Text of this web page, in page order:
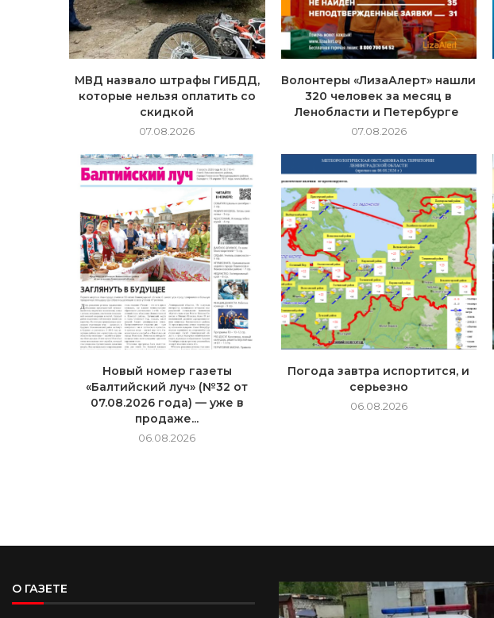
МВД назвало штрафы ГИБДД,
которые нельзя оплатить со
скидкой
07.08.2026
Волонтеры «ЛизаАлерт» нашли
320 человек за месяц в
Ленобласти и Петербурге
07.08.2026
Новый номер газеты
«Балтийский луч» (№32 от
07.08.2026 года) — уже в
продаже...
06.08.2026
Погода завтра испортится, и
серьезно
06.08.2026
О ГАЗЕТЕ